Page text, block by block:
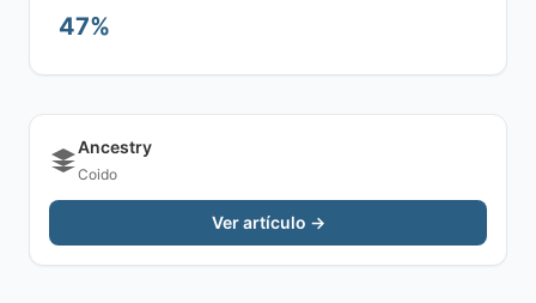
47%
Ancestry
Coido
Ver artículo →